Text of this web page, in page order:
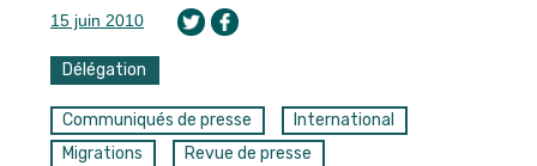
15 juin 2010
Délégation
Communiqués de presse
International
Migrations
Revue de presse